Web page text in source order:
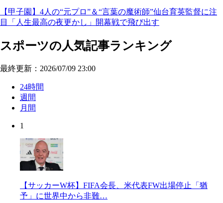
【甲子園】4人の“元プロ”＆“言葉の魔術師”仙台育英監督に注
目「人生最高の夜更かし」開幕戦で飛び出す
スポーツの人気記事ランキング
最終更新：2026/07/09 23:00
24時間
週間
月間
1
【サッカーW杯】FIFA会長、米代表FW出場停止「猶
予」に世界中から非難…